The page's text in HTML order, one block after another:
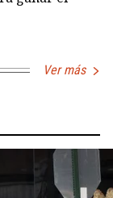
Ver más